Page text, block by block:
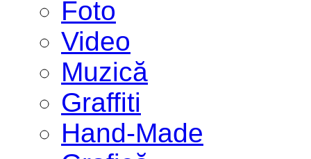
Foto
Video
Muzică
Graffiti
Hand-Made